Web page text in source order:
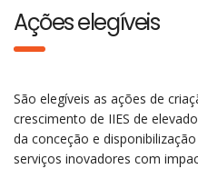
Ações elegíveis
São elegíveis as ações de
crescimento de IIES de
da conceção e
serviços inovadores com